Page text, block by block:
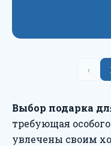
‹
Выбор подарка
требующая
увлечены своим